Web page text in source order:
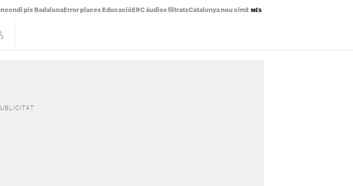
Incendi pis Badalona Error places Educació ERC àudios filtratsCatalunya nou cim Eclipsi solar mapa
MÉS